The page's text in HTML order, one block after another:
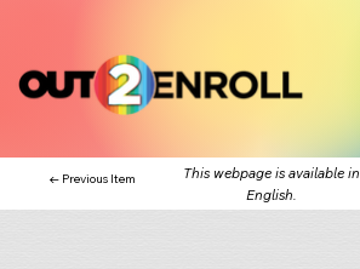
← Previous Item
This webpage is available in
English.